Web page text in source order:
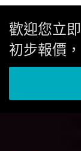
歡迎您立
初步報價